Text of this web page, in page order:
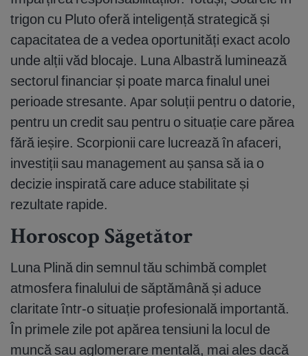
trigon cu Pluto oferă inteligență strategică și
capacitatea de a vedea oportunități exact acolo
unde alții văd blocaje. Luna Albastră luminează
sectorul financiar și poate marca finalul unei
perioade stresante. Apar soluții pentru o datorie,
pentru un credit sau pentru o situație care părea
fără ieșire. Scorpionii care lucrează în afaceri,
investiții sau management au șansa să ia o
decizie inspirată care aduce stabilitate și
rezultate rapide.
Horoscop Săgetător
Luna Plină din semnul tău schimbă complet
atmosfera finalului de săptămână și aduce
claritate într-o situație profesională importantă.
În primele zile pot apărea tensiuni la locul de
muncă sau aglomerare mentală, mai ales dacă